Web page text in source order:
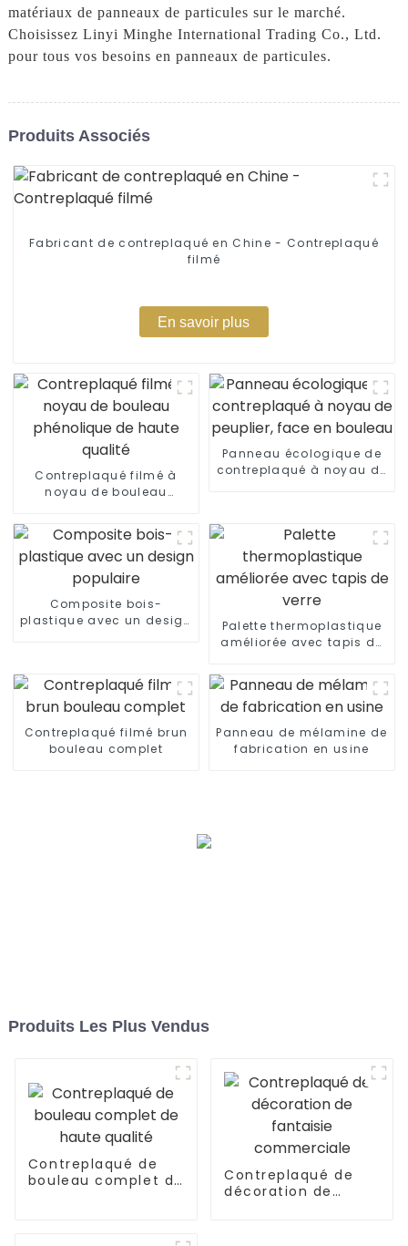
matériaux de panneaux de particules sur le marché.
Choisissez Linyi Minghe International Trading Co., Ltd.
pour tous vos besoins en panneaux de particules.
Produits Associés
Fabricant de contreplaqué en Chine - Contreplaqué
filmé
En savoir plus
Contreplaqué filmé à
noyau de bouleau
Panneau écologique de
contreplaqué à noyau de
Composite bois-
plastique avec un design
Palette thermoplastique
améliorée avec tapis de
Contreplaqué filmé brun
bouleau complet
Panneau de mélamine de
fabrication en usine
Produits Les Plus Vendus
Contreplaqué de
bouleau complet de
Contreplaqué de
décoration de